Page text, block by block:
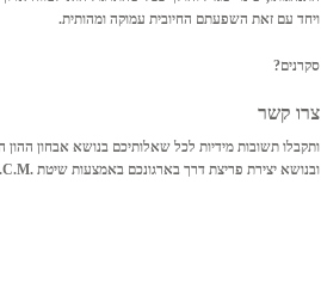
ויחד עם זאת השפעתם החיובית עמוקה ומהותית.
סקרנים?
צרו קשר
ותקבלו תשובות מידיות לכל שאלותיכם בנושא אבחון ההון
ובנושא יצירת פריצת דרך בארגונכם באמצעות שיטת .A.C.M.